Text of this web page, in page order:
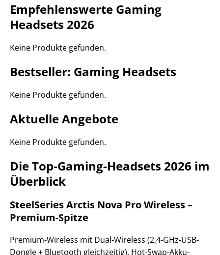
Empfehlenswerte Gaming
Headsets 2026
Keine Produkte gefunden.
Bestseller: Gaming Headsets
Keine Produkte gefunden.
Aktuelle Angebote
Keine Produkte gefunden.
Die Top-Gaming-Headsets 2026 im
Überblick
SteelSeries Arctis Nova Pro Wireless –
Premium-Spitze
Premium-Wireless mit Dual-Wireless (2,4-GHz-USB-
Dongle + Bluetooth gleichzeitig), Hot-Swap-Akku-